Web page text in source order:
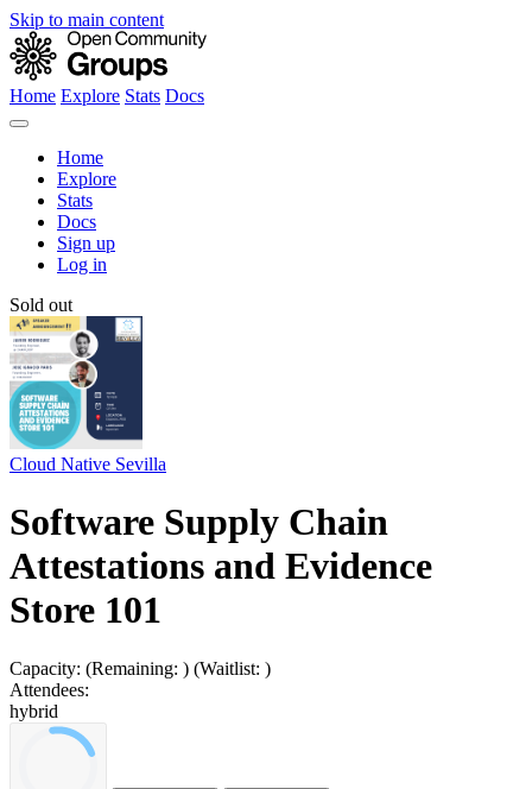
Skip to main content
Home Explore Stats Docs
Home
Explore
Stats
Docs
Sign up
Log in
Sold out
Cloud Native Sevilla
Software Supply Chain
Attestations and Evidence
Store 101
Capacity: (Remaining: ) (Waitlist: )
Attendees:
hybrid